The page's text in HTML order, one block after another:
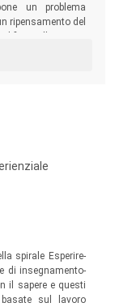
un problema
ripensamento del
spirale Esperire-
di insegnamento-
il sapere e questi
sul lavoro